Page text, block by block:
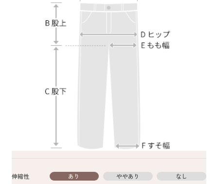
伸縮性 あり ややあり なし